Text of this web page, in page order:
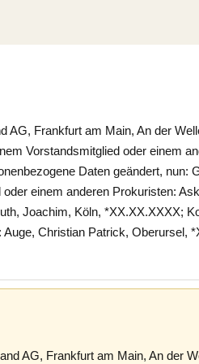
AG, Frankfurt am Main, An der
Vorstandsmitglied oder einem
Daten geändert, nun:
einem anderen Prokuristen:
Joachim, Köln, *XX.XX.XXXX;
Christian Patrick, Oberursel,
AG, Frankfurt am Main, An der